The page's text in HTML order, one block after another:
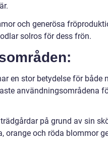
och generösa
solros för dess frön.
en stor betydelse för både
användningsområdena
på grund av sin
orange och röda blommor